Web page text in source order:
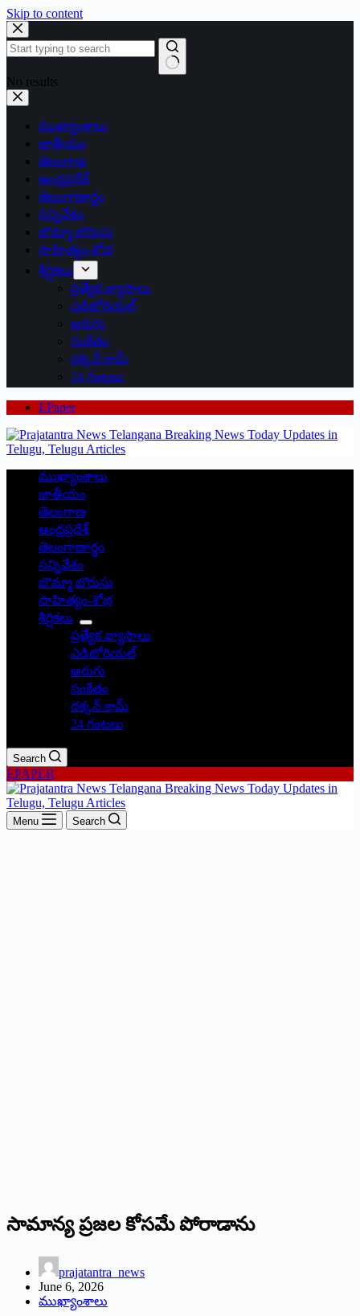
Skip to content
No results
ముఖ్యాంశాలు
జాతీయం
తెలంగాణ
ఆంధ్రప్రదేశ్
తెలంగాణార్థం
సన్నివేశం
బొమ్మా బొరుసు
సాహిత్యం-శోభ
శీర్షికలు
ప్రత్యేక వ్యాసాలు
ఎడిటోరియల్
అరుగు
సంకేతం
దక్కన్.కామ్
24 గంటలు
EPaper
ముఖ్యాంశాలు
జాతీయం
తెలంగాణ
ఆంధ్రప్రదేశ్
తెలంగాణార్థం
సన్నివేశం
బొమ్మా బొరుసు
సాహిత్యం-శోభ
శీర్షికలు
ప్రత్యేక వ్యాసాలు
ఎడిటోరియల్
అరుగు
సంకేతం
దక్కన్.కామ్
24 గంటలు
Search
EPAPER
Menu Search
సామాన్య ప్రజల కోసమే పోరాడాను
prajatantra_news
June 6, 2026
ముఖ్యాంశాలు